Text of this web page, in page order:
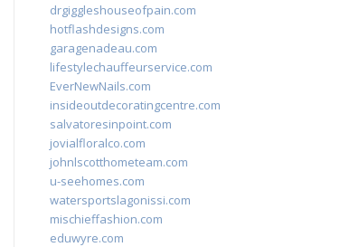
drgiggleshouseofpain.com
hotflashdesigns.com
garagenadeau.com
lifestylechauffeurservice.com
EverNewNails.com
insideoutdecoratingcentre.com
salvatoresinpoint.com
jovialfloralco.com
johnlscotthometeam.com
u-seehomes.com
watersportslagonissi.com
mischieffashion.com
eduwyre.com